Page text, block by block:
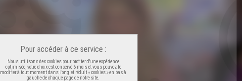
Pour accéder à ce service :
Nous utilisons des cookies pour profiter d'une expérience
optimisée, votre choix est conservé 6 mois et vous pouvez le
modifier à tout moment dans l'onglet réduit « cookies » en bas à
gauche de chaque page de notre site.